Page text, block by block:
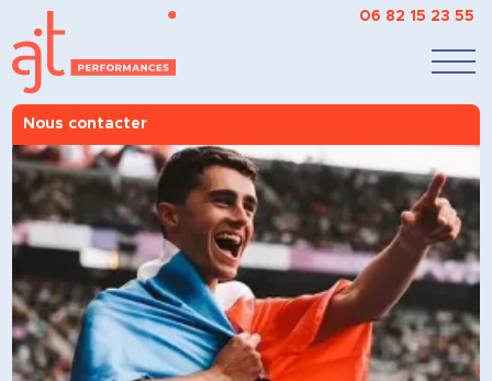
06 82 15 23 55
Nous contacter
AJT Performances>